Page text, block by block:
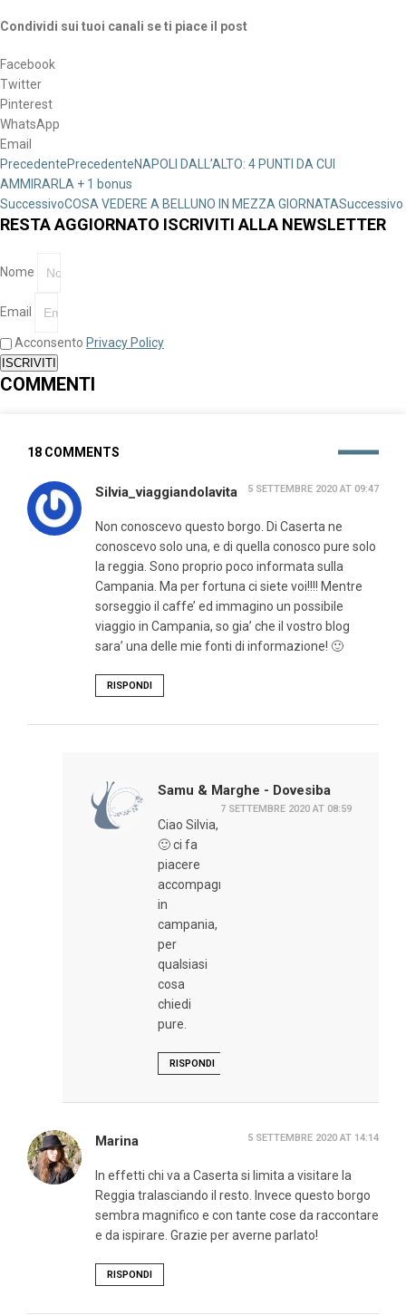
Condividi sui tuoi canali se ti piace il post
Facebook
Twitter
Pinterest
WhatsApp
Email
PrecedentePrecedenteNAPOLI DALL’ALTO: 4 PUNTI DA CUI
AMMIRARLA + 1 bonus
SuccessivoCOSA VEDERE A BELLUNO IN MEZZA GIORNATASuccessivo
RESTA AGGIORNATO ISCRIVITI ALLA NEWSLETTER
Nome
Email
Acconsento Privacy Policy
ISCRIVITI
COMMENTI
18 COMMENTS
Silvia_viaggiandolavita 5 SETTEMBRE 2020 AT 09:47
Non conoscevo questo borgo. Di Caserta ne
conoscevo solo una, e di quella conosco pure solo
la reggia. Sono proprio poco informata sulla
Campania. Ma per fortuna ci siete voi!!!! Mentre
sorseggio il caffe’ ed immagino un possibile
viaggio in Campania, so gia’ che il vostro blog
sara’ una delle mie fonti di informazione! 🙂
RISPONDI
Samu & Marghe - Dovesiba
7 SETTEMBRE 2020 AT 08:59
Ciao Silvia,
🙂 ci fa
piacere
accompagnarti
in
campania,
per
qualsiasi
cosa
chiedi
pure.
RISPONDI
Marina 5 SETTEMBRE 2020 AT 14:14
In effetti chi va a Caserta si limita a visitare la
Reggia tralasciando il resto. Invece questo borgo
sembra magnifico e con tante cose da raccontare
e da ispirare. Grazie per averne parlato!
RISPONDI